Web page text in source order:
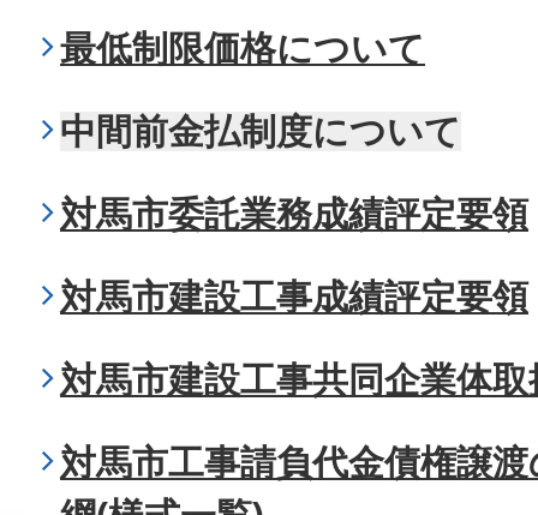
最低制限価格について
中間前金払制度について
対馬市委託業務成績評定要領
対馬市建設工事成績評定要領
対馬市建設工事共同企業体
対馬市工事請負代金債権譲